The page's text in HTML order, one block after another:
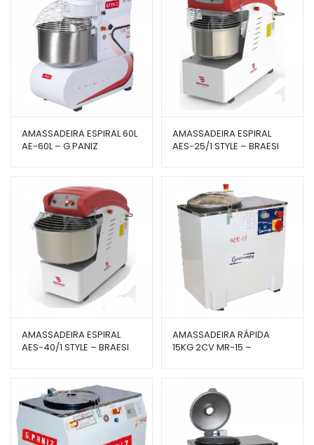
AMASSADEIRA ESPIRAL 60L
AE-60L – G.PANIZ
AMASSADEIRA ESPIRAL
AES-25/1 STYLE – BRAESI
AMASSADEIRA ESPIRAL
AES-40/1 STYLE – BRAESI
AMASSADEIRA RÁPIDA
15KG 2CV MR-15 –